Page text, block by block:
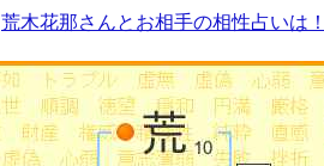
荒木花那さんとお相手の相性占いは！